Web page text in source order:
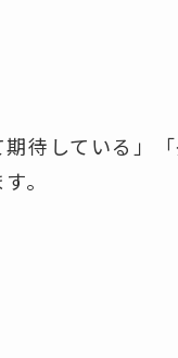
待している」
。